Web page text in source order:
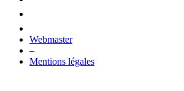
Webmaster
–
Mentions légales